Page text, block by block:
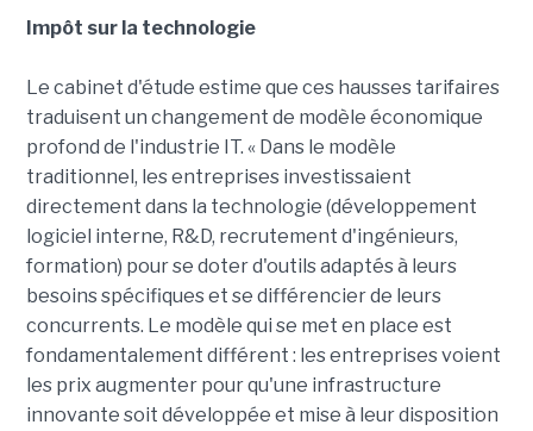
Impôt sur la technologie
Le cabinet d'étude estime que ces hausses tarifaires
traduisent un changement de modèle économique
profond de l'industrie IT. « Dans le modèle
traditionnel, les entreprises investissaient
directement dans la technologie (développement
logiciel interne, R&D, recrutement d'ingénieurs,
formation) pour se doter d'outils adaptés à leurs
besoins spécifiques et se différencier de leurs
concurrents. Le modèle qui se met en place est
fondamentalement différent : les entreprises voient
les prix augmenter pour qu'une infrastructure
innovante soit développée et mise à leur disposition